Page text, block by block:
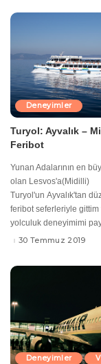
Deneyimler
Turyol: Ayvalık –
Feribot
Yunan Adalarının en
olan Lesvos'a(Midilli)
Turyol'un Ayvalık'tan
feribot seferleriyle gittim
yolculuk deneyimimi
30 Temmuz 2019
Deneyimler